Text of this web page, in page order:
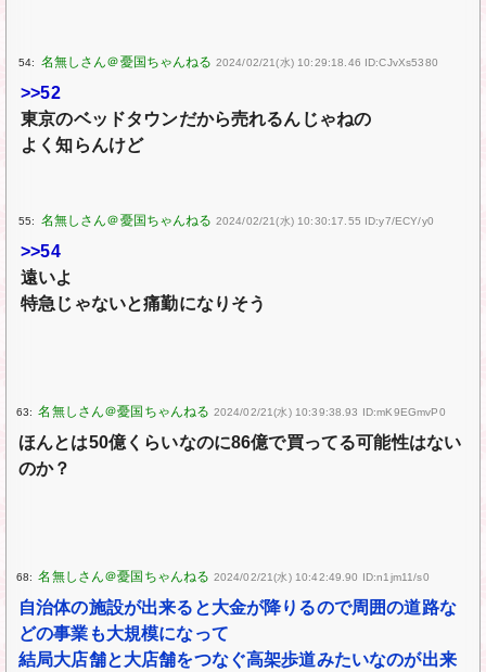
54: 2024/02/21(水) 10:29:18.46 ID:CJvXs5380
>>52
東京のベッドタウンだから売れるんじゃねの
よく知らんけど
55: 2024/02/21(水) 10:30:17.55 ID:y7/ECY/y0
>>54
遠いよ
特急じゃないと痛勤になりそう
63: 2024/02/21(水) 10:39:38.93 ID:mK9EGmvP0
ほんとは50億くらいなのに86億で買ってる可能性はない
のか？
68: 2024/02/21(水) 10:42:49.90 ID:n1jm11/s0
自治体の施設が出来ると大金が降りるので周囲の道路な
どの事業も大規模になって
結局大店舗と大店舗をつなぐ高架歩道みたいなのが出来